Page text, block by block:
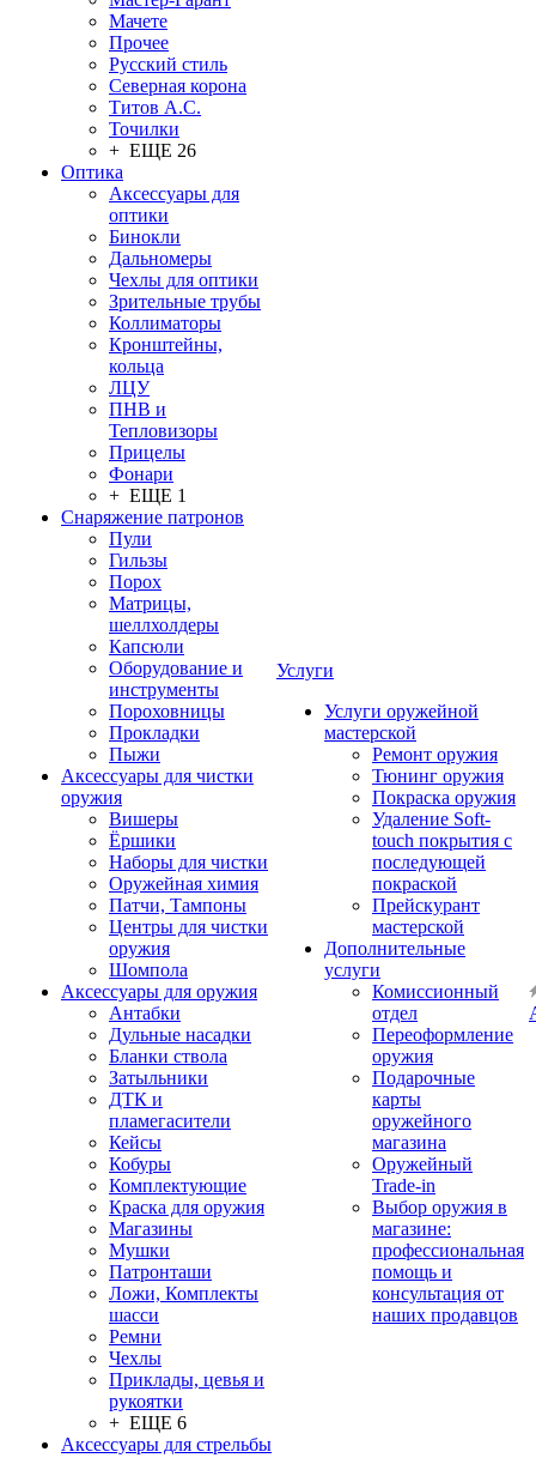
Мачете
Прочее
Русский стиль
Северная корона
Титов А.С.
Точилки
+ ЕЩЕ 26
Оптика
Аксессуары для
оптики
Бинокли
Дальномеры
Чехлы для оптики
Зрительные трубы
Коллиматоры
Кронштейны,
кольца
ЛЦУ
ПНВ и
Тепловизоры
Прицелы
Фонари
+ ЕЩЕ 1
Снаряжение патронов
Пули
Гильзы
Порох
Матрицы,
шеллхолдеры
Капсюли
Оборудование и
инструменты
Пороховницы
Прокладки
Пыжи
Аксессуары для чистки
оружия
Вишеры
Ёршики
Наборы для чистки
Оружейная химия
Патчи, Тампоны
Центры для чистки
оружия
Шомпола
Аксессуары для оружия
Антабки
Дульные насадки
Бланки ствола
Затыльники
ДТК и
пламегасители
Кейсы
Кобуры
Комплектующие
Краска для оружия
Магазины
Мушки
Патронташи
Ложи, Комплекты
шасси
Ремни
Чехлы
Приклады, цевья и
рукоятки
+ ЕЩЕ 6
Аксессуары для стрельбы
Услуги
Услуги оружейной
мастерской
Ремонт оружия
Тюнинг оружия
Покраска оружия
Удаление Soft-
touch покрытия с
последующей
покраской
Прейскурант
мастерской
Дополнительные
услуги
Комиссионный
отдел
Переоформление
оружия
Подарочные
карты
оружейного
магазина
Оружейный
Trade-in
Выбор оружия в
магазине:
профессиональная
помощь и
консультация от
наших продавцов